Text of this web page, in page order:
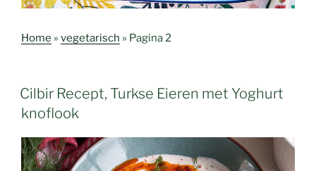
Home » vegetarisch » Pagina 2
Cilbir Recept, Turkse Eieren met Yoghurt
knoflook